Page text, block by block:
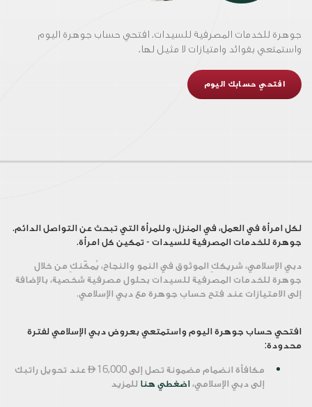
جوهرة للخدمات المصرفية للسيدات. افتحي حساب جوهرة اليوم
واستمتعي بفوائد وامتيازات لا مثيل لها.
افتحي حسابك اليوم
لكل امرأة في العمل، في المنزل، وللمرأة التي تبحث عن التواصل الدائم.
جوهرة للخدمات المصرفية للسيدات - تمكين كل امرأة.
دبي الإسلامي، شريككِ الموثوق في النمو والنجاح، يُمكّنكِ من خلال
جوهرة للخدمات المصرفية للسيدات بحلول مصرفية شخصية، بالإضافة
إلى الامتيازات عند فتح حساب جوهرة مع دبي الإسلامي.
افتحي حساب جوهرة اليوم واستمتعي بعروض دبي الإسلامي لفترة
محدودة:
مكافأة انضمام مضمونة تصل إلى  16,000 عند تحويل راتبك
إلى دبي الإسلامي، اضغطي هنا للمزيد